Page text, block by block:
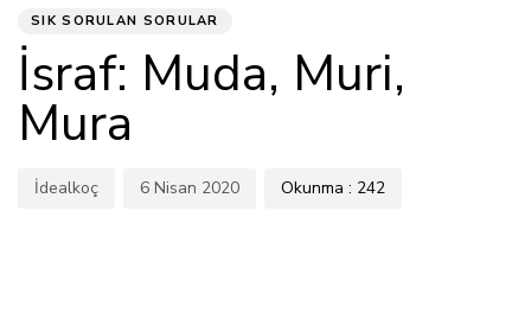
atlaSIK SORULAN SORULAR
İsraf: Muda, Muri,
Mura
İdealkoç 6 Nisan 2020 Okunma : 242